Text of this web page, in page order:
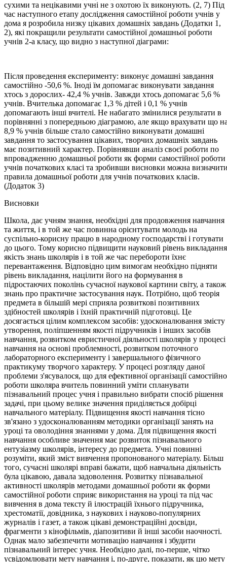
сухими та нецікавими учні не з охотою їх виконують. (2, 7) Під
час наступного етапу дослідження самостійної роботи учнів у
дома я розробила низку цікавих домашніх завдань (Додатки 1,
2), які покращили результати самостійної домашньої роботи
учнів 2-а класу, що видно з наступної діаграми:
Після проведення експерименту: виконує домашні завдання
самостійно -50,6 %. Іноді їм допомагає виконувати завдання
хтось з дорослих- 42,4 % учнів. Завжди хтось допомагає 5,6 %
учнів. Вчителька допомагає 1,3 % дітей і 0,1 % учнів
допомагають інші вчителі. Не набагато змінилися результати в
порівнянні з попередньою діаграмою, але якщо врахувати що
8,9 % учнів більше стало самостійно виконувати домашні
завдання то застосування цікавих, творчих домашніх завдань
має позитивний характер. Порівнявши аналіз своєї роботи по
впровадженню домашньої роботи як форми самостійної роботи
учнів початкових класі та зробивши висновки можна
правила домашньої роботи для учнів початкових класів.
(Додаток 3)
Висновки
Школа, дає учням знання, необхідні для продовження навчання
та життя, і в той же час повинна орієнтувати молодь на
суспільно-корисну працю в народному господарстві і готувати
до цього. Тому корисно підвищити науковий рівень викладання
якість знань школярів і в той же час перебороти їхнє
перевантаження. Відповідно цим вимогам необхідно підняти
рівень викладання, націлити його на формування в
підростаючих поколінь сучасної наукової картини світу, а також
знань про практичне застосування наук. Потрібно, щоб теорія
предмета в більшій мері сприяла розвиткові позитивних
здібностей школярів і їхній практичній підготовці. Це
досягається цілим комплексом засобів: удосконалювання змісту
утворення, поліпшенням якості підручників і інших засобів
навчання, розвитком евристичної діяльності школярів у процесі
навчання на основі проблемності, розвитком поточного
лабораторного експерименту і завершального фізичного
практикуму творчого характеру. У процесі розгляду даної
проблеми з'ясувалося, що для ефективної організації
роботи школяра вчитель повинний уміти спланувати
пізнавальний процес учня і правильно вибрати спосіб рішення
задачі, при цьому велике значення приділяється добірці
навчального матеріалу. Підвищення якості навчання тісно
зв'язано з удосконалюванням методики організації занять на
уроці та оволодіння знаннями у дома. Для підвищення якості
навчання особливе значення має розвиток пізнавального
ентузіазму школярів, інтересу до предмета. Учні повинні
розуміти, який зміст вивчення пропонованого матеріалу. Більш
того, сучасні школярі вправі бажати, щоб навчальна діяльність
була цікавою, давала задоволення. Розвитку пізнавальної
активності школярів методами домашньої роботи як форми
самостійної роботи сприяє використання на уроці та під час
вивчення в дома тексту й ілюстрацій їхнього підручника,
хрестоматії, довідника, з наукових і науково-популярних
журналів і газет, а також цікаві демонстраційні досвіди,
фрагменти з кінофільмів, діапозитиви й інші засоби наочності.
Однак мало забезпечити мотивацію навчання і збудити
пізнавальний інтерес учня. Необхідно далі, по-перше, чітко
усвідомлювати мету навчання і, по-друге, показати, як цю мету